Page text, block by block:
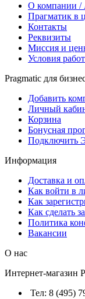
О компании /
Прагматик в
Контакты
Реквизиты
Миссия и
Условия
Pragmatic для
Добавить
Личный
Корзина
Бонусная
Подключить
Информация
Доставка и
Как войти в
Как
Как сделать
Политика
Вакансии
О нас
Интернет-магазин
Тел: 8 (495)